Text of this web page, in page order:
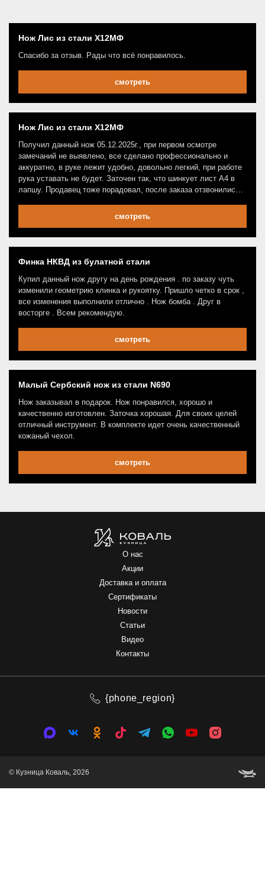
Нож Лис из стали Х12МФ
Спасибо за отзыв. Рады что всё понравилось.
смотреть
Нож Лис из стали Х12МФ
Получил данный нож 05.12.2025г., при первом осмотре
замечаний не выявлено, все сделано профессионально и
аккуратно, в руке лежит удобно, довольно легкий, при работе
рука уставать не будет. Заточен так, что шинкует лист А4 в
лапшу. Продавец тоже порадовал, после заказа отзвонились,
смотреть
Финка НКВД из булатной стали
Купил данный нож другу на день рождения . по заказу чуть
изменили геометрию клинка и рукоятку. Пришло четко в срок ,
все изменения выполнили отлично . Нож бомба . Друг в
восторге . Всем рекомендую.
смотреть
Малый Сербский нож из стали N690
Нож заказывал в подарок. Нож понравился, хорошо и
качественно изготовлен. Заточка хорошая. Для своих целей
отличный инструмент. В комплекте идет очень качественный
кожаный чехол.
смотреть
О нас
Акции
Доставка и оплата
Сертификаты
Новости
Статьи
Видео
Контакты
{phone_region}
© Кузница Коваль, 2026